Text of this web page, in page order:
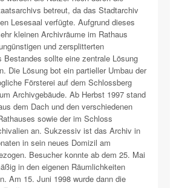
betreut, da das Stadtarchiv
Lesesaal verfügte. Aufgrund dieses
kleinen Archivräume im Rathaus
und zersplitterten
Bestandes sollte eine zentrale Lösung
Die Lösung bot ein partieller Umbau der
Försterei auf dem Schlossberg
Archivgebäude. Ab Herbst 1997 stand
dem Dach und den verschiedenen
sowie der im Schloss
an. Sukzessiv ist das Archiv in
in sein neues Domizil am
Besucher konnte ab dem 25. Mai
in den eigenen Räumlichkeiten
Am 15. Juni 1998 wurde dann die